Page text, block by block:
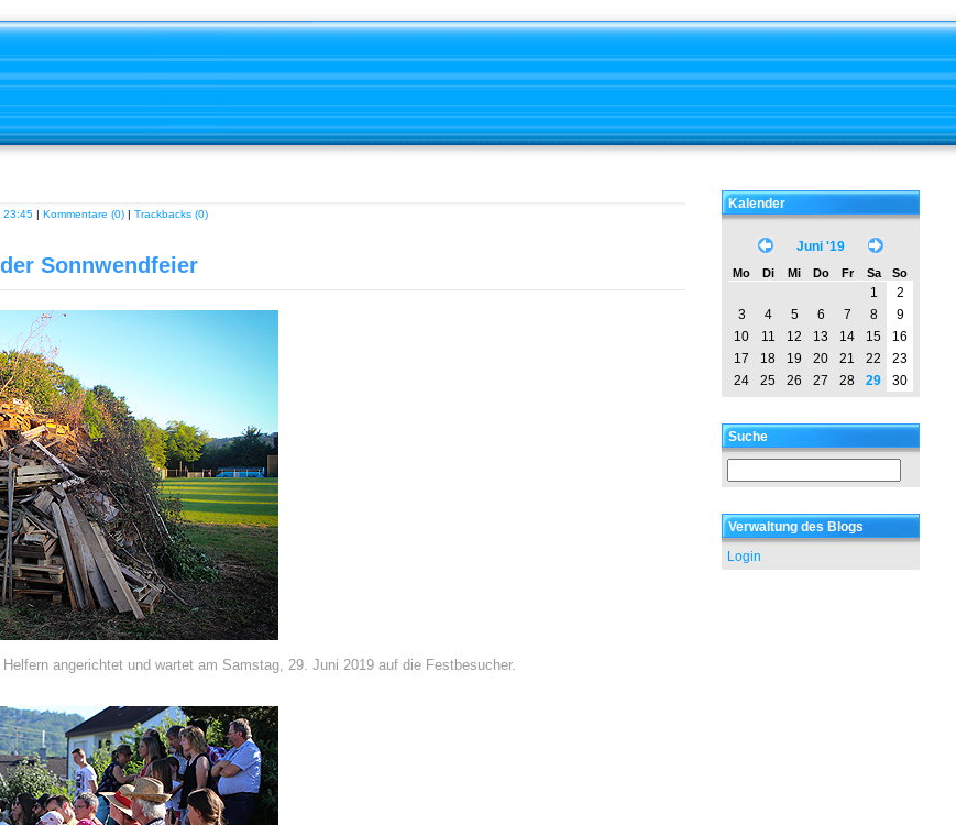
23:45 | Kommentare (0) | Trackbacks (0)
Sonnwendfeier
angerichtet und wartet am Samstag, 29. Juni 2019 auf die Festbesucher.
Kalender
Juni '19
Mo Di Mi Do Fr Sa So
1
2
3
4 5 6 7 8
9
10
11 12 13 14 15
16
17
18 19 20 21 22
23
24
25 26 27 28 29 30
Suche
Verwaltung des Blogs
Login